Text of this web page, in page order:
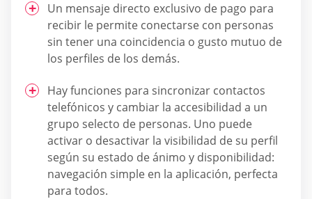
Un mensaje directo exclusivo de pago para
recibir le permite conectarse con personas
sin tener una coincidencia o gusto mutuo de
los perfiles de los demás.
Hay funciones para sincronizar contactos
telefónicos y cambiar la accesibilidad a un
grupo selecto de personas. Uno puede
activar o desactivar la visibilidad de su perfil
según su estado de ánimo y disponibilidad:
navegación simple en la aplicación, perfecta
para todos.